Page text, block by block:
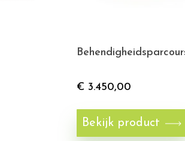
€ 3.450,00
Bekijk product